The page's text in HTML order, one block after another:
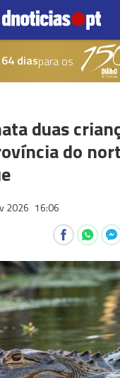
64 diaspara os
duas
do
2026 16:06